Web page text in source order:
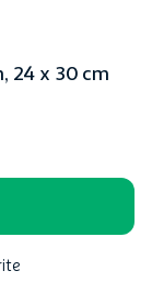
24 x 30 cm